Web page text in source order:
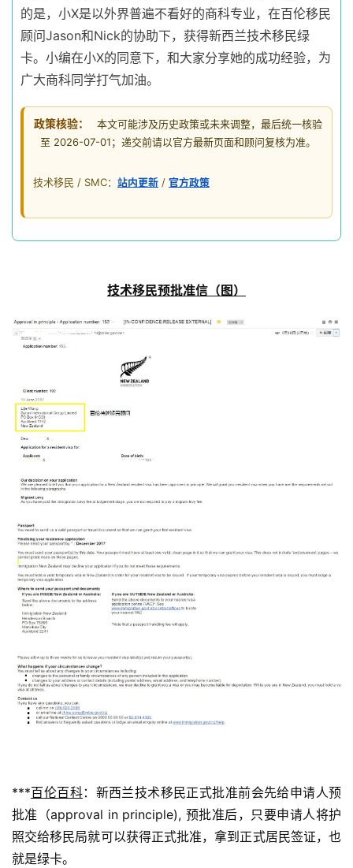
的是，小X是以外界普遍不看好的商科专业，在百伦移民
顾问Jason和Nick的协助下，获得新西兰技术移民绿
卡。小编在小X的同意下，和大家分享她的成功经验，为
广大商科同学打气加油。
政策核验：
本文可能涉及历史政策或未来调整，最后统一核验
至 2026-07-01；递交前请以官方最新页面和顾问复核为准。
技术移民 / SMC： 站内更新 / 官方政策
技术移民预批准信（图）
***百伦百科：新西兰技术移民正式批准前会先给申请人预
批准（approval in principle), 预批准后，只要申请人将护
照交给移民局就可以获得正式批准，拿到正式居民签证，也
就是绿卡。